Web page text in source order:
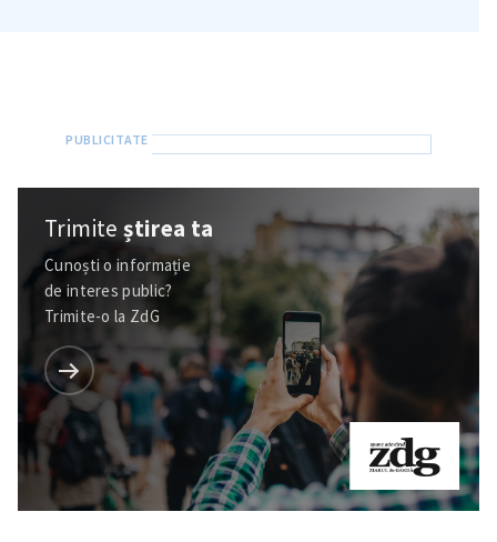
Trimiteștirea ta
Cunoști o informație
de interes public?
Trimite-o la ZdG